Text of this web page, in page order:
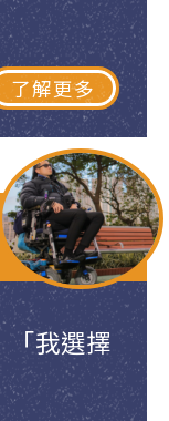
了解更多
「我選擇